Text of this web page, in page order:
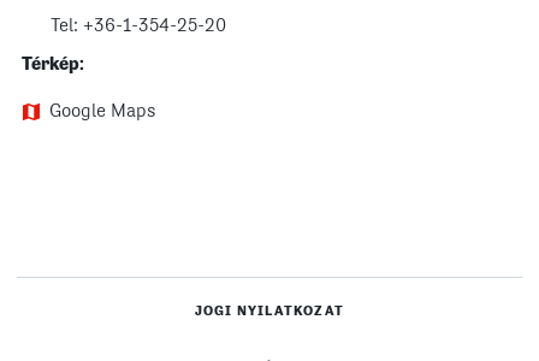
Tel: +36-1-354-25-20
Térkép:
Google Maps
JOGI NYILATKOZAT